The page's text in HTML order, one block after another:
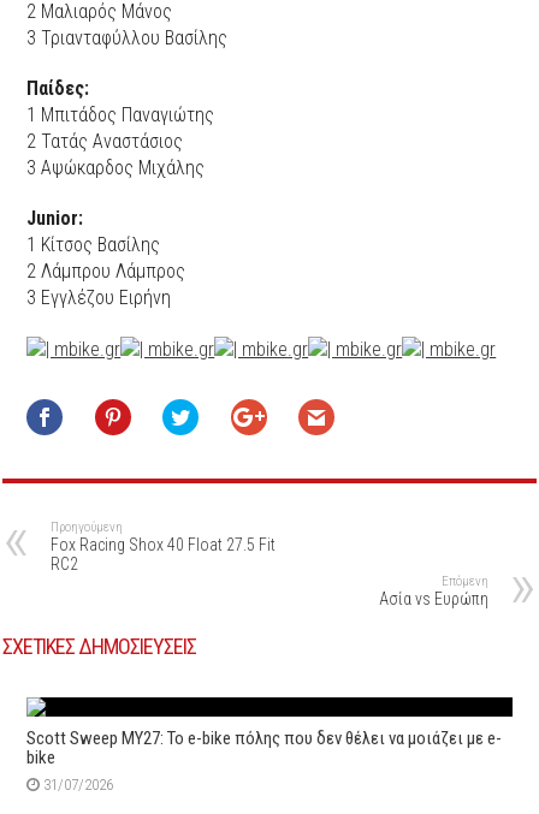
2 Μαλιαρός Μάνος
3 Τριανταφύλλου Βασίλης
Παίδες:
1 Μπιτάδος Παναγιώτης
2 Τατάς Αναστάσιος
3 Αψώκαρδος Μιχάλης
Junior:
1 Κίτσος Βασίλης
2 Λάμπρου Λάμπρος
3 Εγγλέζου Ειρήνη
Προηγούμενη
Fox Racing Shox 40 Float 27.5 Fit
RC2
Επόμενη
Ασία vs Ευρώπη
ΣΧΕΤΙΚΕΣ ΔΗΜΟΣΙΕΥΣΕΙΣ
Scott Sweep MY27: Το e-bike πόλης που δεν θέλει να μοιάζει με e-
bike
31/07/2026